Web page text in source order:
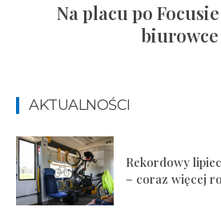
Na placu po
biurowce
AKTUALNOŚCI
Rekordowy
– coraz więcej